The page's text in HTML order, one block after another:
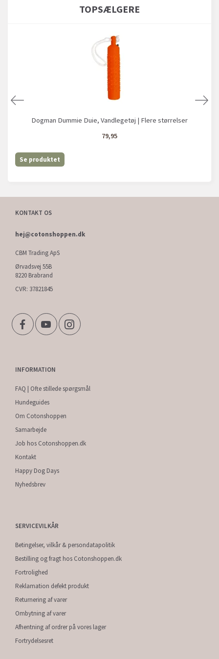
TOPSÆLGERE
Dogman Dummie Duie, Vandlegetøj | Flere størrelser
79,95
Se produktet
KONTAKT OS
hej@cotonshoppen.dk
CBM Trading ApS
Ørvadsvej 55B
8220 Brabrand
CVR: 37821845
INFORMATION
FAQ | Ofte stillede spørgsmål
Hundeguides
Om Cotonshoppen
Samarbejde
Job hos Cotonshoppen.dk
Kontakt
Happy Dog Days
Nyhedsbrev
SERVICEVILKÅR
Betingelser, vilkår & persondatapolitik
Bestilling og fragt hos Cotonshoppen.dk
Fortrolighed
Reklamation defekt produkt
Returnering af varer
Ombytning af varer
Afhentning af ordrer på vores lager
Fortrydelsesret